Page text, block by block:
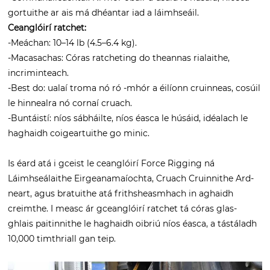
gortuithe ar ais má dhéantar iad a láimhseáil.
Ceanglóirí ratchet:
-Meáchan: 10–14 lb (4.5–6.4 kg).
-Macasachas: Córas ratcheting do theannas rialaithe,
incriminteach.
-Best do: ualaí troma nó ró -mhór a éilíonn cruinneas, cosúil
le hinnealra nó cornaí cruach.
-Buntáistí: níos sábháilte, níos éasca le húsáid, idéalach le
haghaidh coigeartuithe go minic.
Is éard atá i gceist le ceanglóirí Force Rigging ná
Láimhseálaithe Eirgeanamaíochta, Cruach Cruinnithe Ard-
neart, agus bratuithe atá frithsheasmhach in aghaidh
creimthe. I measc ár gceanglóirí ratchet tá córas glas-
ghlais paitinnithe le haghaidh oibriú níos éasca, a tástáladh
10,000 timthriall gan teip.